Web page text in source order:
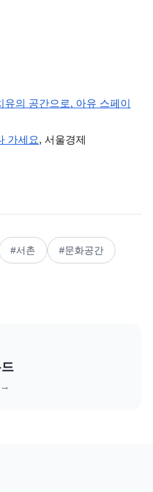
의 공간으로, 아유 스페이
가세요, 서울경제
#서촌 #문화공간
→